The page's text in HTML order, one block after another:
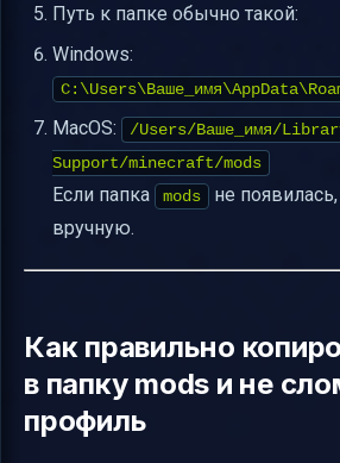
Путь к папке обычно такой:
Windows:
MacOS:
/Users/Ваше_имя/
Support/minecraft/mods
Если папка mods
не
вручную.
Как правильно
в папку mods и не
профиль